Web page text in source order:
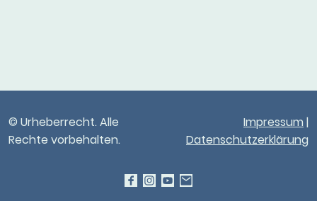
© Urheberrecht. Alle
Rechte vorbehalten.
Impressum |
Datenschutzerklärung